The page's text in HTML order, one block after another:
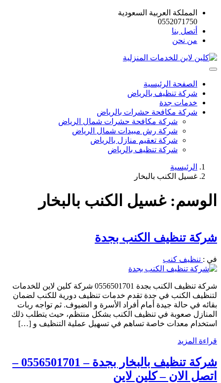
المملكة العربية السعودية
0552071750
أتصل بنا
من نحن
الصفحة الرئيسية
شركة تنظيف بالرياض
خدمات جدة
شركة مكافحة حشرات بالرياض
شركة مكافحة حشرات شمال الرياض
شركة رش مبيدات شمال الرياض
شركة تعقيم منازل بالرياض
شركة تنظيف بالرياض
الرئيسية
غسيل الكنب بالبخار
الوسم:غسيل الكنب بالبخار
شركة تنظيف الكنب بجدة
في : تنظيف كنب
شركة تنظيف الكنب بجدة 0556501701 شركة كلين لاين للخدمات
لتنظيف الكنب في جدة تقدم خدمات تنظيف دورية للكنب لضمان
بقائه في حالة جيدة أمام أفراد الأسرة و الضيوف. ثم تواجه ربات
المنازل صعوبة في تنظيف الكنب بشكل منتظم، حيث يتطلب ذلك
استخدام معدات خاصة تساهم في تسهيل عملية التنظيف و […]
قراءة المزيد
شركة تنظيف بالبخار بجدة – 0556501701 –
اتصل الان – كلين لاين